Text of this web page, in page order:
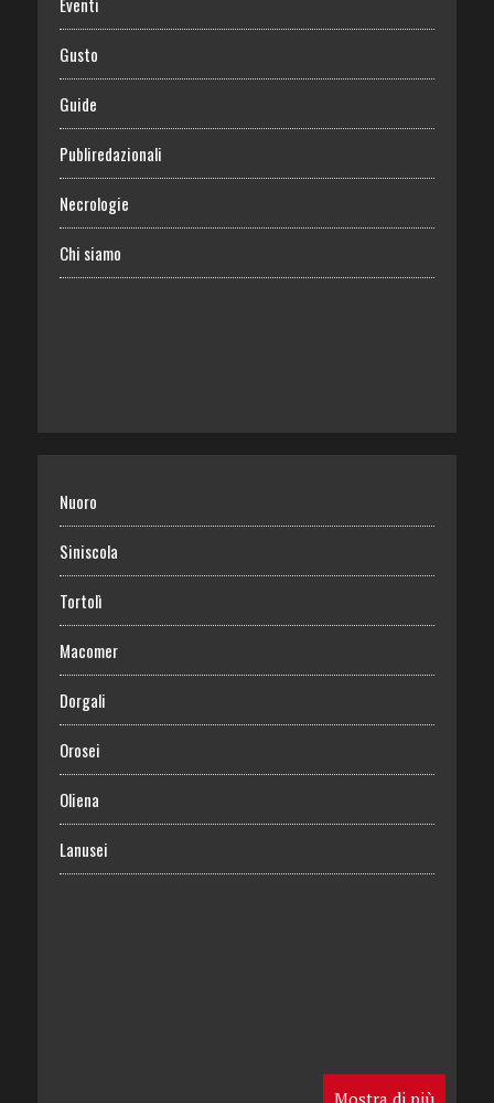
Gusto
Guide
Publiredazionali
Necrologie
Chi siamo
Nuoro
Siniscola
Tortolì
Macomer
Dorgali
Orosei
Oliena
Lanusei
Mostra di più